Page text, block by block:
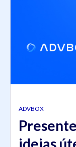
ADVBOX
ideias